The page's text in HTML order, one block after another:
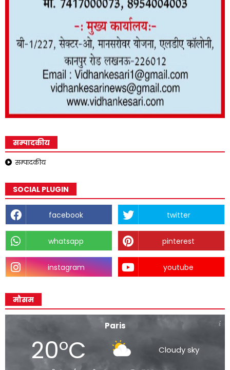
सम्पादकीय
सम्पादकीय
SOCIAL PLUGIN
facebook twitter
whatsapp pinterest
instagram youtube
मौसम
Paris
20°C Cloudy sky